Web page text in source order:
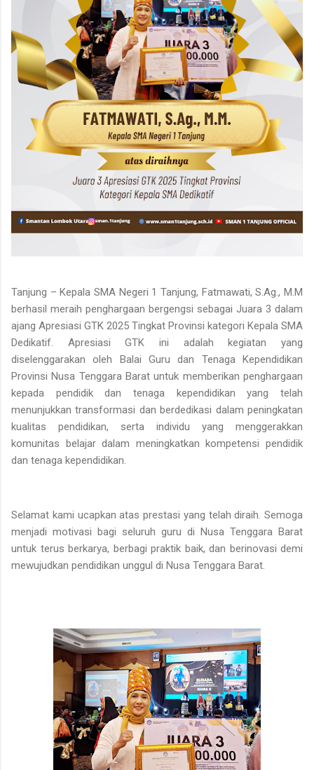
Tanjung – Kepala SMA Negeri 1 Tanjung, Fatmawati, S.Ag., M.M
berhasil meraih penghargaan bergengsi sebagai Juara 3 dalam
ajang Apresiasi GTK 2025 Tingkat Provinsi kategori Kepala SMA
Dedikatif. Apresiasi GTK ini adalah kegiatan yang
diselenggarakan oleh Balai Guru dan Tenaga Kependidikan
Provinsi Nusa Tenggara Barat untuk memberikan penghargaan
kepada pendidik dan tenaga kependidikan yang telah
menunjukkan transformasi dan berdedikasi dalam peningkatan
kualitas pendidikan, serta individu yang menggerakkan
komunitas belajar dalam meningkatkan kompetensi pendidik
dan tenaga kependidikan.
Selamat kami ucapkan atas prestasi yang telah diraih. Semoga
menjadi motivasi bagi seluruh guru di Nusa Tenggara Barat
untuk terus berkarya, berbagi praktik baik, dan berinovasi demi
mewujudkan pendidikan unggul di Nusa Tenggara Barat.